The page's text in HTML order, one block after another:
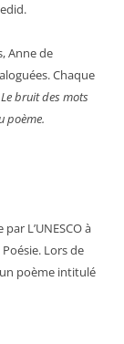
Anne de
Chaque
Le bruit des mots
poème.
L’UNESCO à
Lors de
poème intitulé